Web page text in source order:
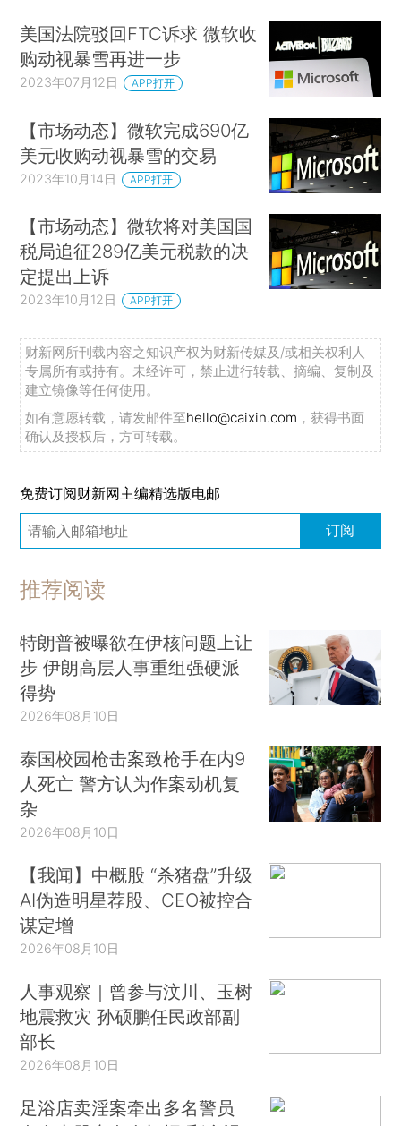
美国法院驳回FTC诉求 微软收
购动视暴雪再进一步
2023年07月12日 APP打开
【市场动态】微软完成690亿
美元收购动视暴雪的交易
2023年10月14日 APP打开
【市场动态】微软将对美国国
税局追征289亿美元税款的决
定提出上诉
2023年10月12日 APP打开
财新网所刊载内容之知识产权为财新传媒及/或相关权利人
专属所有或持有。未经许可，禁止进行转载、摘编、复制及
建立镜像等任何使用。
如有意愿转载，请发邮件至hello@caixin.com ，获得书面
确认及授权后，方可转载。
免费订阅财新网主编精选版电邮
订阅
推荐阅读
特朗普被曝欲在伊核问题上让
步 伊朗高层人事重组强硬派
得势
2026年08月10日
泰国校园枪击案致枪手在内9
人死亡 警方认为作案动机复
杂
2026年08月10日
【我闻】中概股 “杀猪盘”升级
AI伪造明星荐股、CEO被控合
谋定增
2026年08月10日
人事观察｜曾参与汶川、玉树
地震救灾 孙硕鹏任民政部副
部长
2026年08月10日
足浴店卖淫案牵出多名警员